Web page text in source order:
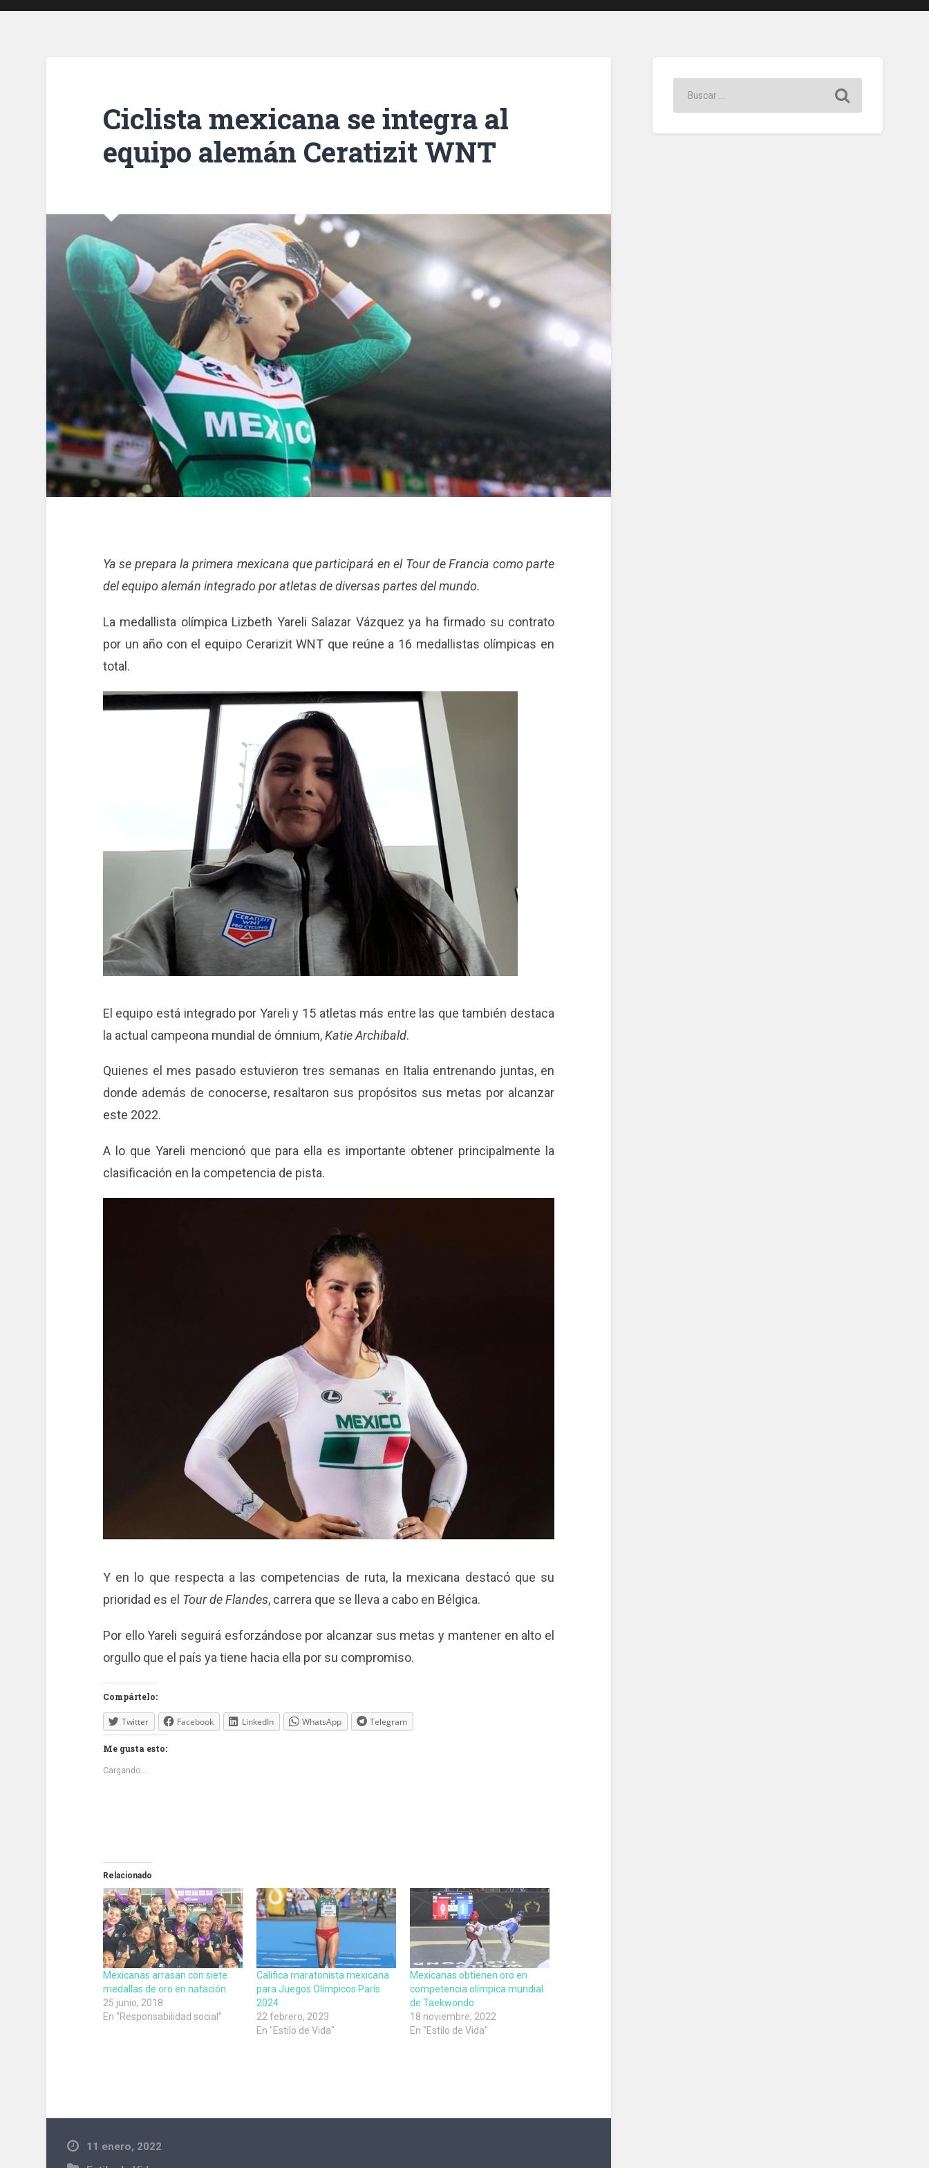
Ciclista mexicana se integra al
equipo alemán Ceratizit WNT
Ya se prepara la primera mexicana que participará en el Tour de Francia como parte
del equipo alemán integrado por atletas de diversas partes del mundo.
La medallista olímpica Lizbeth Yareli Salazar Vázquez ya ha firmado su contrato
por un año con el equipo Cerarizit WNT que reúne a 16 medallistas olímpicas en
total.
El equipo está integrado por Yareli y 15 atletas más entre las que también destaca
la actual campeona mundial de ómnium,Katie Archibald.
Quienes el mes pasado estuvieron tres semanas en Italia entrenando juntas, en
donde además de conocerse, resaltaron sus propósitos sus metas por alcanzar
este 2022.
A lo que Yareli mencionó que para ella es importante obtener principalmente la
clasificación en la competencia de pista.
Y en lo que respecta a las competencias de ruta, la mexicana destacó que su
prioridad es el Tour de Flandes, carrera que se lleva a cabo en Bélgica.
Por ello Yareli seguirá esforzándose por alcanzar sus metas y mantener en alto el
orgullo que el país ya tiene hacia ella por su compromiso.
Compártelo:
Twitter Facebook LinkedIn WhatsApp Telegram
Me gusta esto:
Cargando...
Relacionado
Mexicanas arrasan con siete
medallas de oro en natación
25 junio, 2018
En "Responsabilidad social"
Califica maratonista mexicana
para Juegos Olímpicos París
2024
22 febrero, 2023
En "Estilo de Vida"
Mexicanas obtienen oro en
competencia olímpica mundial
de Taekwondo
18 noviembre, 2022
En "Estilo de Vida"
11 enero, 2022